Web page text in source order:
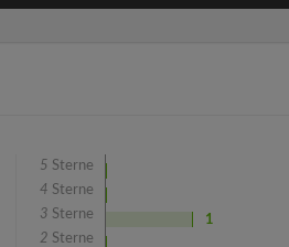
5 Sterne
4 Sterne
3 Sterne
1
2 Sterne